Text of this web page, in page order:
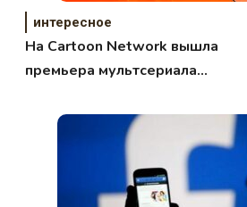
интересное
На Cartoon Network вышла
премьера мультсериала